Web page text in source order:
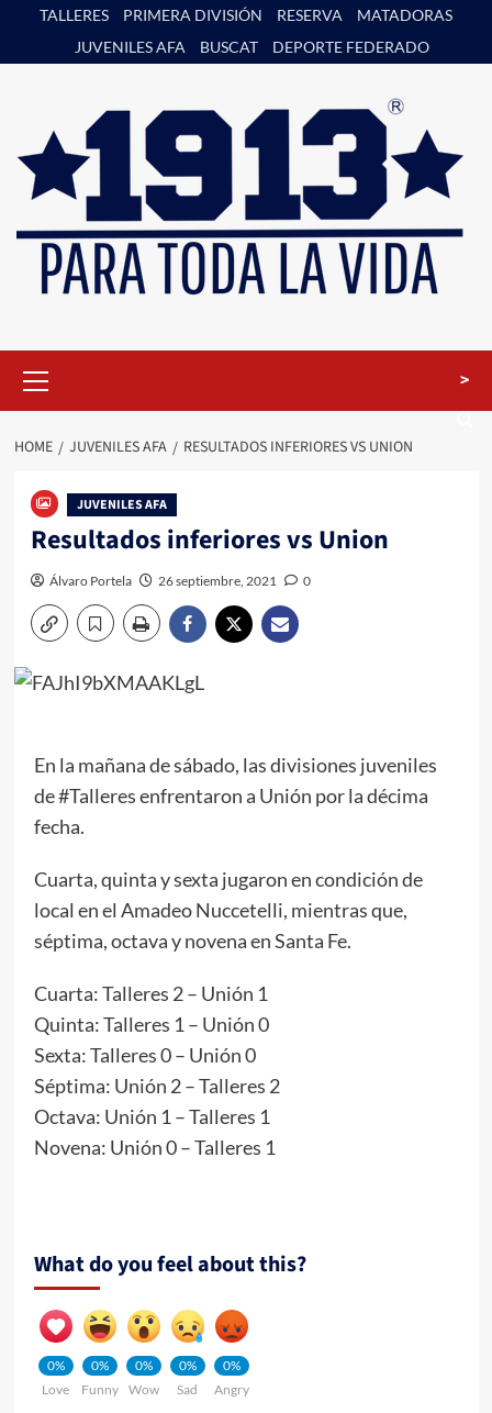
content
TALLERES PRIMERA DIVISIÓN RESERVA
MATADORAS
JUVENILES AFA
BUSCAT DEPORTE FEDERADO
Menu
>
HOME JUVENILES AFA RESULTADOS INFERIORES VS UNION
JUVENILES AFA
Resultados inferiores vs Union
Álvaro Portela 26 septiembre, 2021 0
En la mañana de sábado, las divisiones juveniles
de #Talleres enfrentaron a Unión por la décima
fecha.
Cuarta, quinta y sexta jugaron en condición de
local en el Amadeo Nuccetelli, mientras que,
séptima, octava y novena en Santa Fe.
Cuarta: Talleres 2 – Unión 1
Quinta: Talleres 1 – Unión 0
Sexta: Talleres 0 – Unión 0
Séptima: Unión 2 – Talleres 2
Octava: Unión 1 – Talleres 1
Novena: Unión 0 – Talleres 1
What do you feel about this?
0%
Love
0%
Funny
0%
Wow
0%
Sad
0%
Angry